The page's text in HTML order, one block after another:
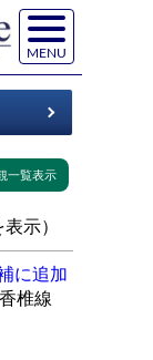
MENU
件を表示）
香椎線
に追加